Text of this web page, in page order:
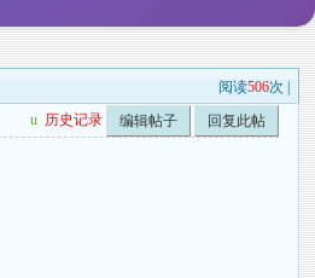
阅读506次 |
u 历史记录 编辑帖子 回复此帖